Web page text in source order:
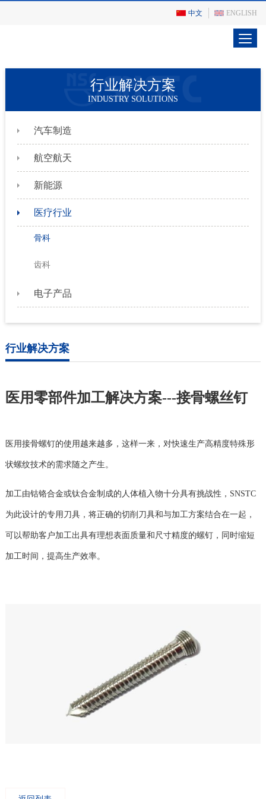
中文 ENGLISH
行业解决方案
INDUSTRY SOLUTIONS
汽车制造
航空航天
新能源
医疗行业
骨科
齿科
电子产品
行业解决方案
医用零部件加工解决方案---接骨螺丝钉
医用接骨螺钉的使用越来越多，这样一来，对快速生产高精度特殊形
状螺纹技术的需求随之产生。
加工由钴铬合金或钛合金制成的人体植入物十分具有挑战性，SNSTC
为此设计的专用刀具，将正确的切削刀具和与加工方案结合在一起，
可以帮助客户加工出具有理想表面质量和尺寸精度的螺钉，同时缩短
加工时间，提高生产效率。